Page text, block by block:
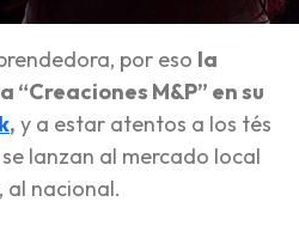
por eso la
“Creaciones M&P” en su
, y a estar atentos a los tés
lanzan al mercado local
al nacional.